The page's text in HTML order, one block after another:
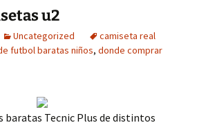
u2
Uncategorized
camiseta real
futbol baratas niños, donde comprar
baratas Tecnic Plus de distintos